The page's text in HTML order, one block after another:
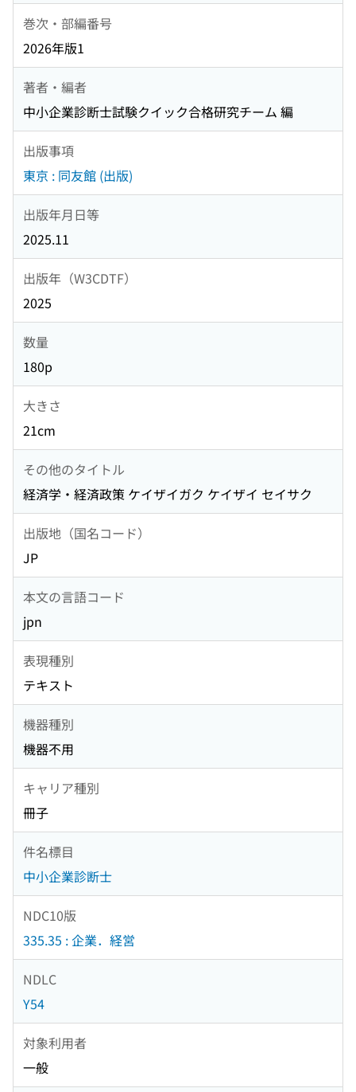
巻次・部編番号
2026年版1
著者・編者
中小企業診断士試験クイック合格研究チーム 編
出版事項
東京 : 同友館 (出版)
出版年月日等
2025.11
出版年（W3CDTF）
2025
数量
180p
大きさ
21cm
その他のタイトル
経済学・経済政策 ケイザイガク ケイザイ セイサク
出版地（国名コード）
JP
本文の言語コード
jpn
表現種別
テキスト
機器種別
機器不用
キャリア種別
冊子
件名標目
中小企業診断士
NDC10版
335.35 : 企業．経営
NDLC
Y54
対象利用者
一般